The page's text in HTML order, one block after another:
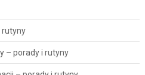
rutyny
– porady i rutyny